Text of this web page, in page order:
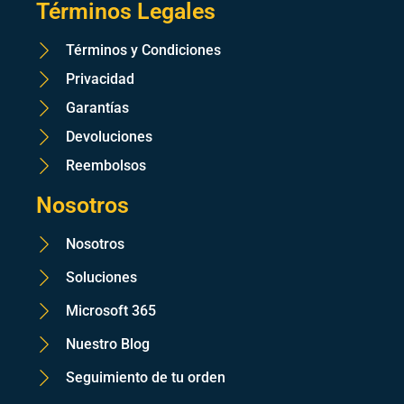
Términos Legales
Términos y Condiciones
Privacidad
Garantías
Devoluciones
Reembolsos
Nosotros
Nosotros
Soluciones
Microsoft 365
Nuestro Blog
Seguimiento de tu orden